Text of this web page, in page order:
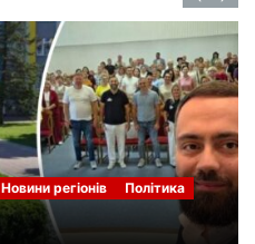
Новини регіонів
Політика